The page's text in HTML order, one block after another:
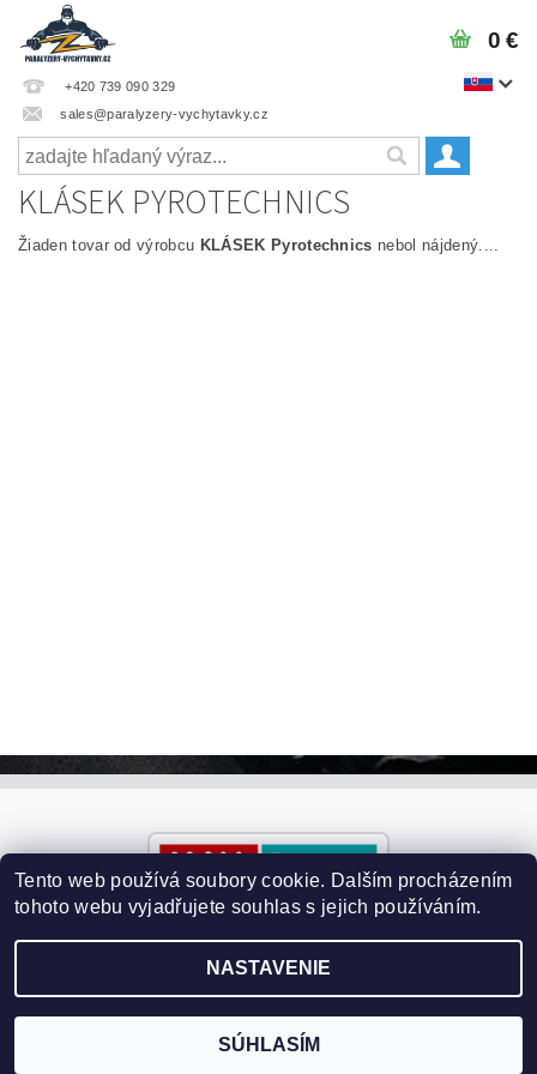
+420 739 090 329
sales@paralyzery-vychytavky.cz
0 €
KLÁSEK PYROTECHNICS
Žiaden tovar od výrobcu KLÁSEK Pyrotechnics nebol nájdený....
2026 ©Paralyzery-vychytavky.cz, všetky práva vyhradené
Vytvoril Shoptet
Tento web používá soubory cookie. Dalším procházením
tohoto webu vyjadřujete souhlas s jejich používáním.
NASTAVENIE
SÚHLASÍM